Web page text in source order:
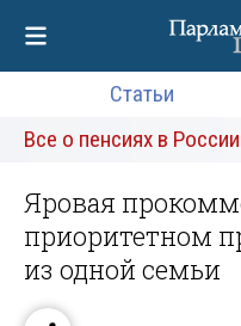
Статьи
Все о пенсиях в России
Яровая
приоритетном
из одной семьи